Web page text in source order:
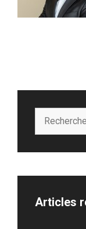
Articles